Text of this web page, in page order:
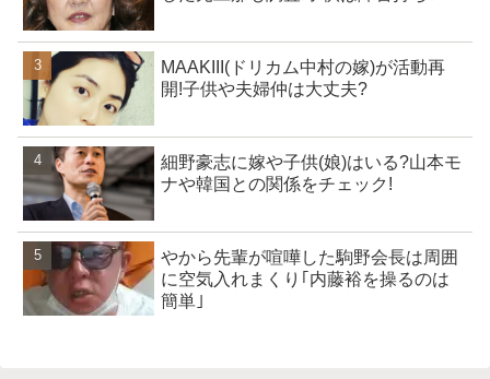
MAAKIII(ドリカム中村の嫁)が活動再
開!子供や夫婦仲は大丈夫?
細野豪志に嫁や子供(娘)はいる?山本モ
ナや韓国との関係をチェック!
やから先輩が喧嘩した駒野会長は周囲
に空気入れまくり｢内藤裕を操るのは
簡単｣